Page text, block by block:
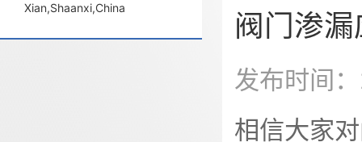
Xian,Shaanxi,China
装置一般
动转矩大
阀门渗
发布时间
相信大家